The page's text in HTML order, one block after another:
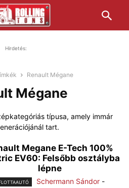
Hirdetés:
Renault Mégane
Mégane
típusa, amely immár
tart.
Megane E-Tech 100%
EV60: Felsőbb osztályba
lépne
Schermann Sándor -